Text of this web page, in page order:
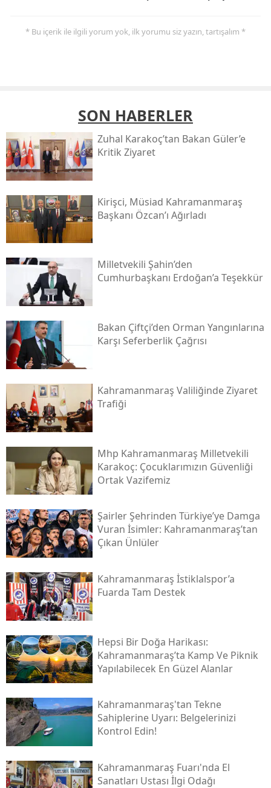
* Bu içerik ile ilgili yorum yok, ilk yorumu siz yazın, tartışalım *
SON HABERLER
Zuhal Karakoç’tan Bakan Güler’e
Kritik Ziyaret
Kirişci, Müsi̇ad Kahramanmaraş
Başkanı Özcan’ı Ağırladı
Milletvekili Şahin’den
Cumhurbaşkanı Erdoğan’a Teşekkür
Bakan Çiftçi’den Orman Yangınlarına
Karşı Seferberlik Çağrısı
Kahramanmaraş Valiliğinde Ziyaret
Trafiği
Mhp Kahramanmaraş Milletvekili
Karakoç: Çocuklarımızın Güvenliği
Ortak Vazifemiz
Şairler Şehrinden Türkiye’ye Damga
Vuran İsimler: Kahramanmaraş’tan
Çıkan Ünlüler
Kahramanmaraş İstiklalspor’a
Fuarda Tam Destek
Hepsi Bir Doğa Harikası:
Kahramanmaraş’ta Kamp Ve Piknik
Yapılabilecek En Güzel Alanlar
Kahramanmaraş'tan Tekne
Sahiplerine Uyarı: Belgelerinizi
Kontrol Edin!
Kahramanmaraş Fuarı'nda El
Sanatları Ustası İlgi Odağı